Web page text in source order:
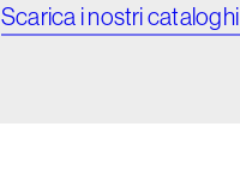
Scarica i nostri cataloghi